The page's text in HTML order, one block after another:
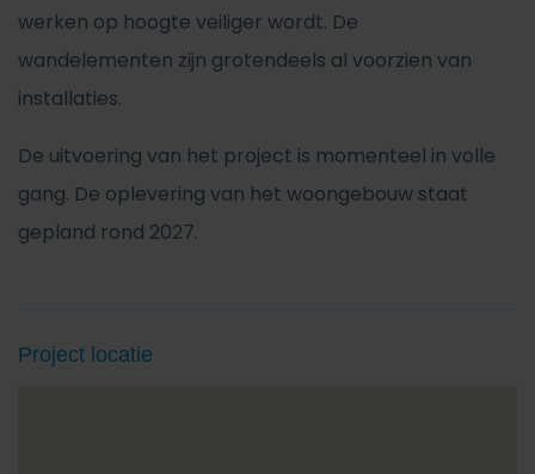
werken op hoogte veiliger wordt. De
wandelementen zijn grotendeels al voorzien van
installaties.
De uitvoering van het project is momenteel in volle
gang. De oplevering van het woongebouw staat
gepland rond 2027.
Project locatie